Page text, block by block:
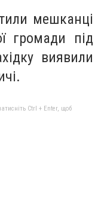
мешканці
громади під
виявили
Ctrl + Enter, щоб